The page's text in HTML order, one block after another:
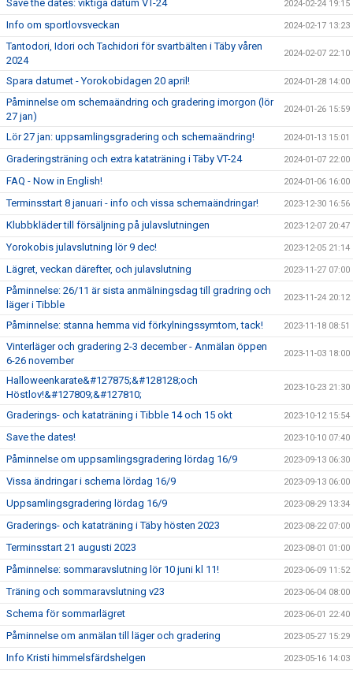
Save the dates: viktiga datum VT-24 2024-02-24 19:15
Info om sportlovsveckan 2024-02-17 13:23
Tantodori, Idori och Tachidori för svartbälten i Täby våren
2024
2024-02-07 22:10
Spara datumet - Yorokobidagen 20 april! 2024-01-28 14:00
Påminnelse om schemaändring och gradering imorgon (lör
27 jan)
2024-01-26 15:59
Lör 27 jan: uppsamlingsgradering och schemaändring! 2024-01-13 15:01
Graderingsträning och extra kataträning i Täby VT-24 2024-01-07 22:00
FAQ - Now in English! 2024-01-06 16:00
Terminsstart 8 januari - info och vissa schemaändringar! 2023-12-30 16:56
Klubbkläder till försäljning på julavslutningen 2023-12-07 20:47
Yorokobis julavslutning lör 9 dec! 2023-12-05 21:14
Lägret, veckan därefter, och julavslutning 2023-11-27 07:00
Påminnelse: 26/11 är sista anmälningsdag till gradring och
läger i Tibble
2023-11-24 20:12
Påminnelse: stanna hemma vid förkylningssymtom, tack! 2023-11-18 08:51
Vinterläger och gradering 2-3 december - Anmälan öppen
6-26 november
2023-11-03 18:00
Halloweenkarate&#127875;&#128128;och
Höstlov!&#127809;&#127810;
2023-10-23 21:30
Graderings- och kataträning i Tibble 14 och 15 okt 2023-10-12 15:54
Save the dates! 2023-10-10 07:40
Påminnelse om uppsamlingsgradering lördag 16/9 2023-09-13 06:30
Vissa ändringar i schema lördag 16/9 2023-09-13 06:00
Uppsamlingsgradering lördag 16/9 2023-08-29 13:34
Graderings- och kataträning i Täby hösten 2023 2023-08-22 07:00
Terminsstart 21 augusti 2023 2023-08-01 01:00
Påminnelse: sommaravslutning lör 10 juni kl 11! 2023-06-09 11:52
Träning och sommaravslutning v23 2023-06-04 08:00
Schema för sommarlägret 2023-06-01 22:40
Påminnelse om anmälan till läger och gradering 2023-05-27 15:29
Info Kristi himmelsfärdshelgen 2023-05-16 14:03